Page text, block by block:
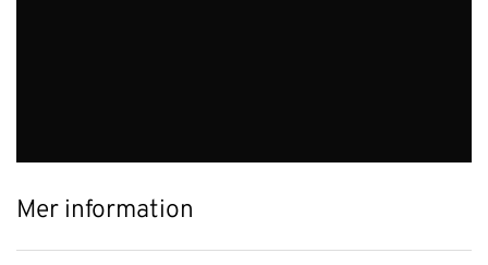
Mer information